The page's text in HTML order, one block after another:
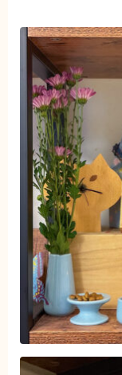
猫と暮らすシ
ねこの飼い方
基本ガイド（
健康管理（病気
行動と心理（
お役立ち情報
策）
ブログ
トミーとゆず
ゆず日和